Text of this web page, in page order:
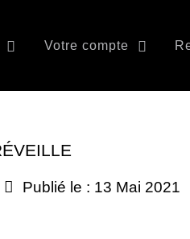
Votre compte
Publié le : 13 Mai 2021